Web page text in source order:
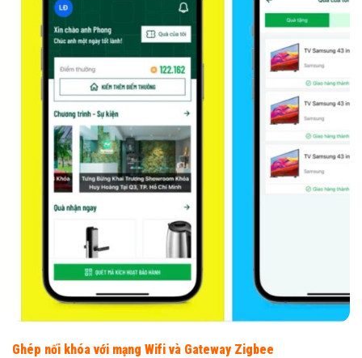
Ghép nối khóa với mạng Wifi và Gateway Zigbee